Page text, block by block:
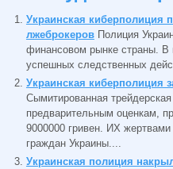
Украинская киберполиция
лжеброкеров Полиция
финансовом рынке страны. В
успешных следственных
Украинская киберполиция
Сымитированная
предварительным оценкам,
9000000 гривен. ИХ
граждан Украины....
Украинская полиция